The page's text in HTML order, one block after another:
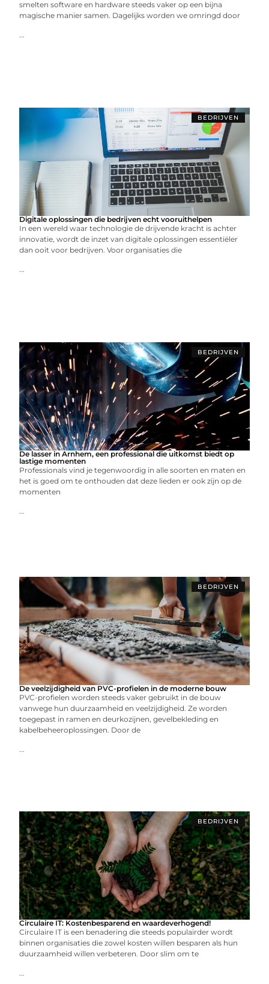
smelten software en hardware steeds vaker op een bijna
magische manier samen. Dagelijks worden we omringd door
...
BEDRIJVEN
Digitale oplossingen die bedrijven echt vooruithelpen
In een wereld waar technologie de drijvende kracht is achter
innovatie, wordt de inzet van digitale oplossingen essentiëler
dan ooit voor bedrijven. Voor organisaties die
...
BEDRIJVEN
De lasser in Arnhem, een professional die uitkomst biedt op
lastige momenten
Professionals vind je tegenwoordig in alle soorten en maten en
het is goed om te onthouden dat deze lieden er ook zijn op de
momenten
...
BEDRIJVEN
De veelzijdigheid van PVC-profielen in de moderne bouw
PVC-profielen worden steeds vaker gebruikt in de bouw
vanwege hun duurzaamheid en veelzijdigheid. Ze worden
toegepast in ramen en deurkozijnen, gevelbekleding en
kabelbeheeroplossingen. Door de
...
BEDRIJVEN
Circulaire IT: Kostenbesparend en waardeverhogend!
Circulaire IT is een benadering die steeds populairder wordt
binnen organisaties die zowel kosten willen besparen als hun
duurzaamheid willen verbeteren. Door slim om te
...